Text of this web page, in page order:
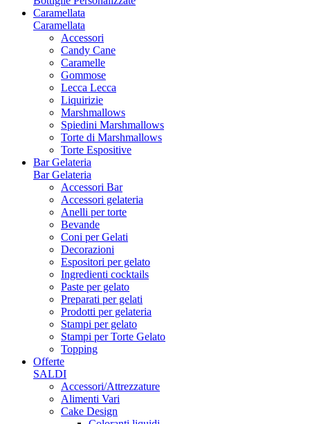
Caramellata
Caramellata
Accessori
Candy Cane
Caramelle
Gommose
Lecca Lecca
Liquirizie
Marshmallows
Spiedini Marshmallows
Torte di Marshmallows
Torte Espositive
Bar Gelateria
Bar Gelateria
Accessori Bar
Accessori gelateria
Anelli per torte
Bevande
Coni per Gelati
Decorazioni
Espositori per gelato
Ingredienti cocktails
Paste per gelato
Preparati per gelati
Prodotti per gelateria
Stampi per gelato
Stampi per Torte Gelato
Topping
Offerte
SALDI
Accessori/Attrezzature
Alimenti Vari
Cake Design